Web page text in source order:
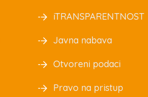
iTRANSPARENTNOST
Javna nabava
Otvoreni podaci
Pravo na pristup